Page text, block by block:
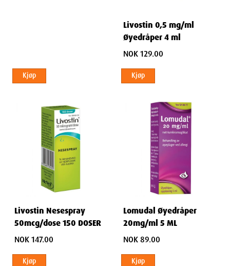
Kjøp
Livostin 0,5 mg/ml
Øyedråper 4 ml
NOK 129.00
Kjøp
Livostin Nesespray
50mcg/dose 150 DOSER
NOK 147.00
Kjøp
Lomudal Øyedråper
20mg/ml 5 ML
NOK 89.00
Kjøp